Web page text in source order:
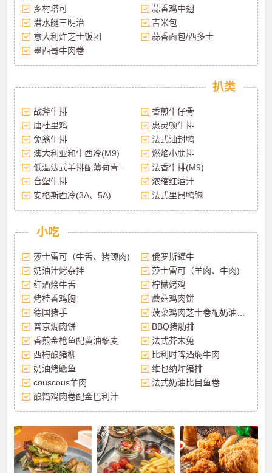
乡村塔可
蒜香鸡中翅
潜水艇三明治
吉米包
意大利炸芝士饭团
蒜香面包/西多士
墨西哥牛肉卷
扒类
战斧牛排
香煎牛仔骨
唐杜里鸡
惠灵顿牛排
免翁牛排
法式油封鸭
澳大利亚和牛西冷(M9)
燃焰小肋排
低温法式羊排配薄荷青豆泥
法香牛排(M9)
台塑牛排
浓缩红酒汁
安格斯西冷(3A、5A)
法式里昂鸭胸
小吃
莎士雷可（牛舌、猪颈肉)
俄罗斯罐牛
奶油汁烤杂拌
莎士雷可（羊肉、牛肉)
红酒烩牛舌
柠檬烤鸡
烤桂香鸡胸
蘑菇鸡肉饼
德国猪手
普京焗肉饼
BBQ猪肋排
香煎金枪鱼配黄油藜麦
法式芥末兔
西梅酿猪柳
比利时啤酒焖牛肉
奶油烤鳜鱼
维也纳炸猪排
couscous羊肉
法式奶油比目鱼卷
酿馅鸡肉卷配金巴利汁